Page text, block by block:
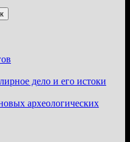
дело и его истоки
археологических